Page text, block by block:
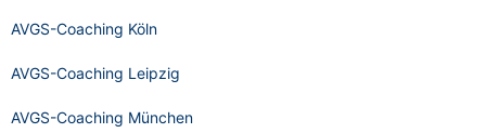
AVGS-Coaching Köln
AVGS-Coaching Leipzig
AVGS-Coaching München